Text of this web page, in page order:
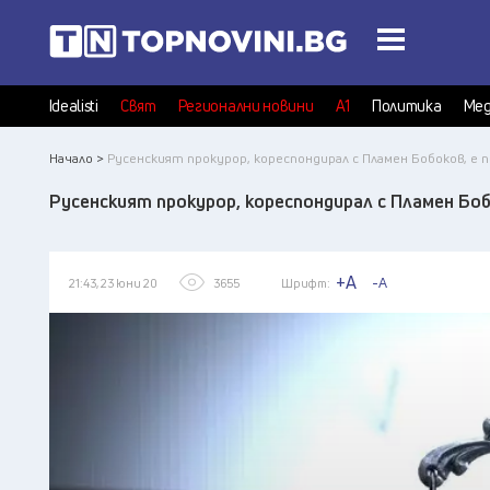
Idealisti Свят Регионални новини А1 Политика
Начало > Русенският прокурор, кореспондирал с Пламен Бобоков, е
Русенският прокурор, кореспондирал с Пламен
21:43, 23 юни 20 3655 Шрифт: +A -A